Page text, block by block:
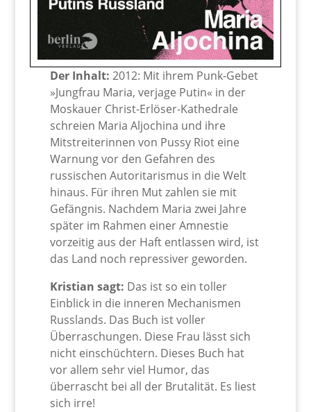
Der Inhalt: 2012: Mit ihrem Punk-Gebet
»Jungfrau Maria, verjage Putin« in der
Moskauer Christ-Erlöser-Kathedrale
schreien Maria Aljochina und ihre
Mitstreiterinnen von Pussy Riot eine
Warnung vor den Gefahren des
russischen Autoritarismus in die Welt
hinaus. Für ihren Mut zahlen sie mit
Gefängnis. Nachdem Maria zwei Jahre
später im Rahmen einer Amnestie
vorzeitig aus der Haft entlassen wird, ist
das Land noch repressiver geworden.
Kristian sagt: Das ist so ein toller
Einblick in die inneren Mechanismen
Russlands. Das Buch ist voller
Überraschungen. Diese Frau lässt sich
nicht einschüchtern. Dieses Buch hat
vor allem sehr viel Humor, das
überrascht bei all der Brutalität. Es liest
sich irre!